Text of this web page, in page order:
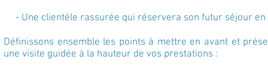
- Une clientèle rassurée qui réservera son futur séjour en
Définissons ensemble les points à mettre en avant et
une visite guidée à la hauteur de vos prestations :